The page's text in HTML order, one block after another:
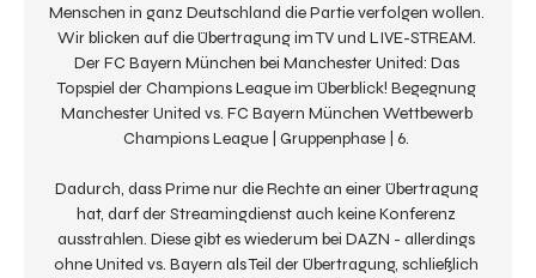
Menschen in ganz Deutschland die Partie verfolgen wollen.
Wir blicken auf die Übertragung im TV und LIVE-STREAM.
Der FC Bayern München bei Manchester United: Das
Topspiel der Champions League im Überblick! Begegnung
Manchester United vs. FC Bayern München Wettbewerb
Champions League | Gruppenphase | 6.
Dadurch, dass Prime nur die Rechte an einer Übertragung
hat, darf der Streamingdienst auch keine Konferenz
ausstrahlen. Diese gibt es wiederum bei DAZN - allerdings
ohne United vs. Bayern als Teil der Übertragung, schließlich